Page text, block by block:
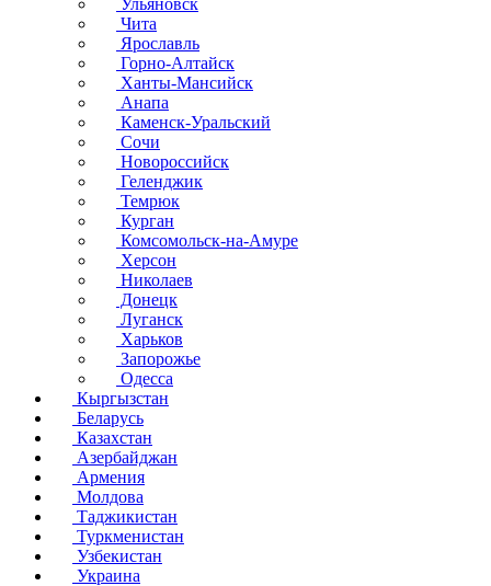
Ульяновск
Чита
Ярославль
Горно-Алтайск
Ханты-Мансийск
Анапа
Каменск-Уральский
Сочи
Новороссийск
Геленджик
Темрюк
Курган
Комсомольск-на-Амуре
Херсон
Николаев
Донецк
Луганск
Харьков
Запорожье
Одесса
Кыргызстан
Беларусь
Казахстан
Азербайджан
Армения
Молдова
Таджикистан
Туркменистан
Узбекистан
Украина